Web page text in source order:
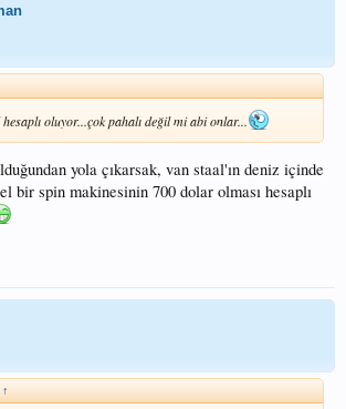
oluyor...çok pahalı değil mi abi onlar...
yola çıkarsak, van staal'ın deniz içinde
bir spin makinesinin 700 dolar olması hesaplı
↑